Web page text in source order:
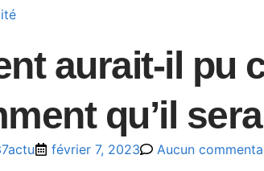
aurait-il pu
qu’il
février 7, 2023 Aucun